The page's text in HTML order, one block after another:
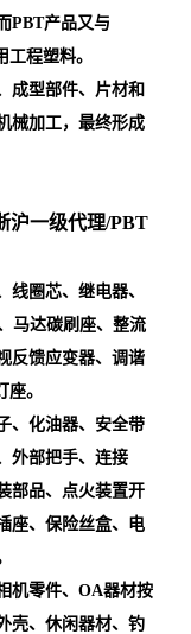
PBT产品又与
程塑料。
成型部件、片材和
械加工，最终形成
沪一级代理/PBT
圈芯、继电器、
马达碳刷座、整流
反馈应变器、调谐
。
、化油器、安全带
外部把手、连接
部品、点火装置开
座、保险丝盒、电
机零件、OA器材按
壳、休闲器材、钓